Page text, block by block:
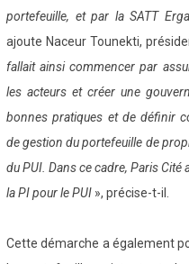
portefeuille, et par la SATT
ajoute Naceur Tounekti,
fallait ainsi commencer par
les acteurs et créer une
bonnes pratiques et de définir
de gestion du portefeuille de
du PUI. Dans ce cadre, Paris Cité
la PI pour le PUI », précise-t-il.
Cette démarche a également